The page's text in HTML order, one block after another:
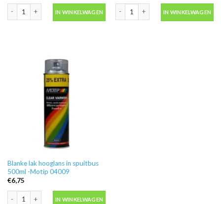
IN WINKELWAGEN IN WINKELWAGEN
Blanke lak hooglans in spuitbus
500ml -Motip 04009
€6,75
Blanke lak hooglans in spuitbus 500ml -Motip 04009 aantal
IN WINKELWAGEN